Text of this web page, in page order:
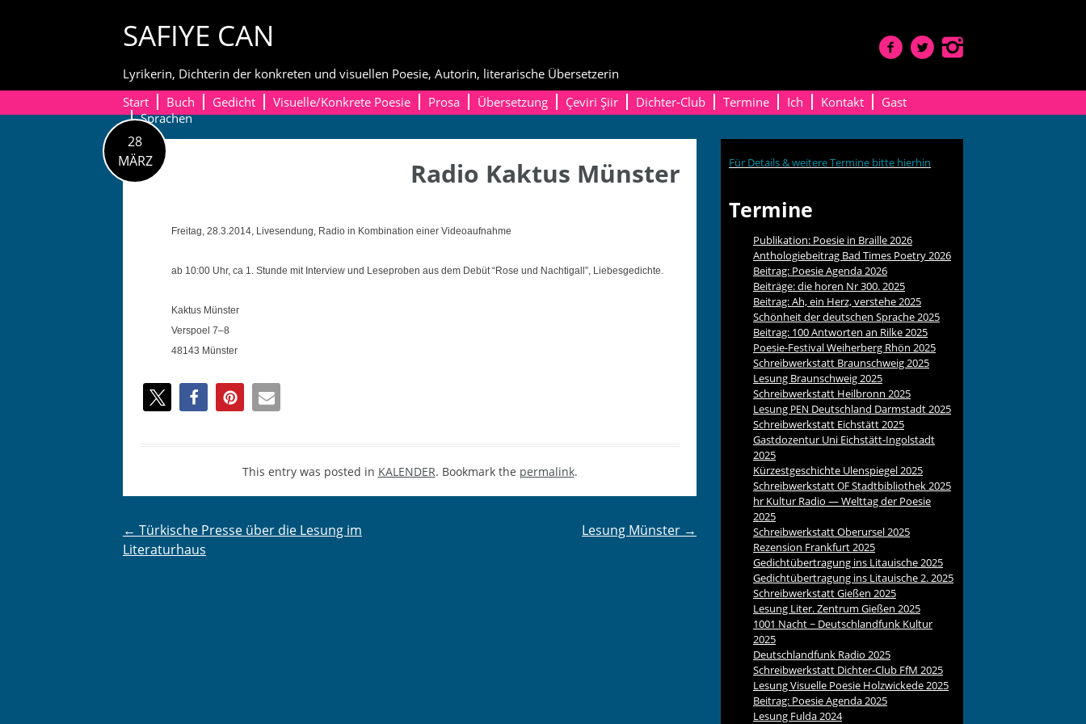
SAFIYE CAN
Lyrikerin, Dichterin der konkreten und visuellen Poesie, Autorin, literarische Übersetzerin
Start
Buch Gedicht Visuelle/Konkrete Poesie Prosa Übersetzung Çeviri Şiir Dichter-Club Termine Ich Kontakt
Gast
Sprachen
28
MÄRZ
Radio Kaktus Münster
Fre­itag, 28.3.2014, Livesendung, Radio in Kom­bi­na­tion ein­er Videoaufnahme
ab 10:00 Uhr, ca 1. Stunde mit Inter­view und Leseproben aus dem Debüt “Rose und Nachti­gall”, Liebesgedichte.
Kak­tus Münster
Ver­spoel 7–8
48143 Münster
This entry was posted in KALENDER. Bookmark the permalink.
Post
← Türkische Presse über die Lesung im
Literaturhaus
Lesung Münster →
Für Details & weitere Termine bitte hierhin
Termine
Publikation: Poesie in Braille 2026
Anthologiebeitrag Bad Times Poetry 2026
Beitrag: Poesie Agenda 2026
Beiträge: die horen Nr 300. 2025
Beitrag: Ah, ein Herz, verstehe 2025
Schönheit der deutschen Sprache 2025
Beitrag: 100 Antworten an Rilke 2025
Poesie-Festival Weiherberg Rhön 2025
Schreibwerkstatt Braunschweig 2025
Lesung Braunschweig 2025
Schreibwerkstatt Heilbronn 2025
Lesung PEN Deutschland Darmstadt 2025
Schreibwerkstatt Eichstätt 2025
Gastdozentur Uni Eichstätt-Ingolstadt
2025
Kürzestgeschichte Ulenspiegel 2025
SchreibwerkstattOFStadtbibliothek 2025
hr Kultur Radio — Welttag der Poesie
2025
Schreibwerkstatt Oberursel 2025
Rezension Frankfurt 2025
Gedichtübertragung ins Litauische 2025
Gedichtübertragung ins Litauische 2. 2025
Schreibwerkstatt Gießen 2025
Lesung Liter. Zentrum Gießen 2025
1001 Nacht ~ Deutschlandfunk Kultur
2025
Deutschlandfunk Radio 2025
Schreibwerkstatt Dichter-Club FfM 2025
Lesung Visuelle Poesie Holzwickede 2025
Beitrag: Poesie Agenda 2025
Lesung Fulda 2024